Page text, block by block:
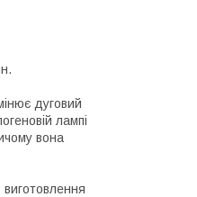
дуговий
лампі
вона
виготовлення